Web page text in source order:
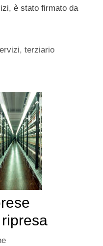
è stato firmato da
,terziario